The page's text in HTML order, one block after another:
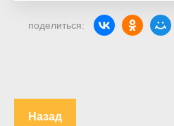
поделиться:
Назад